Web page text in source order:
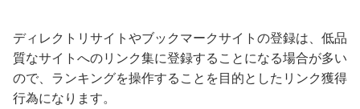
ディレクトリサイトやブックマークサイトの登録は、低品
質なサイトへのリンク集に登録することになる場合が多い
ので、ランキングを操作することを目的としたリンク獲得
行為になります。